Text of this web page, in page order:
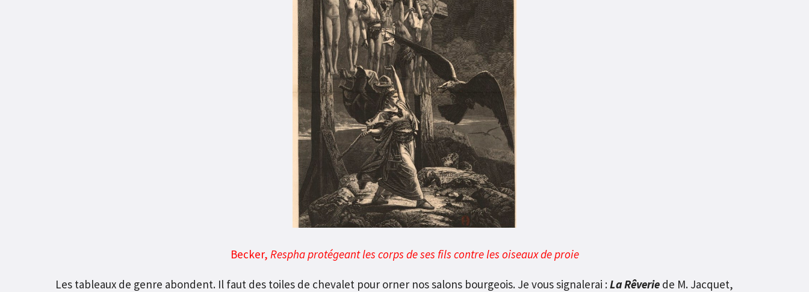
Becker, Respha protégeant les corps de ses fils contre les oiseaux de proie
Les tableaux de genre abondent. Il faut des toiles de chevalet pour orner nos salons bourgeois. Je vous signalerai :La Rêverie de M. Jacquet,